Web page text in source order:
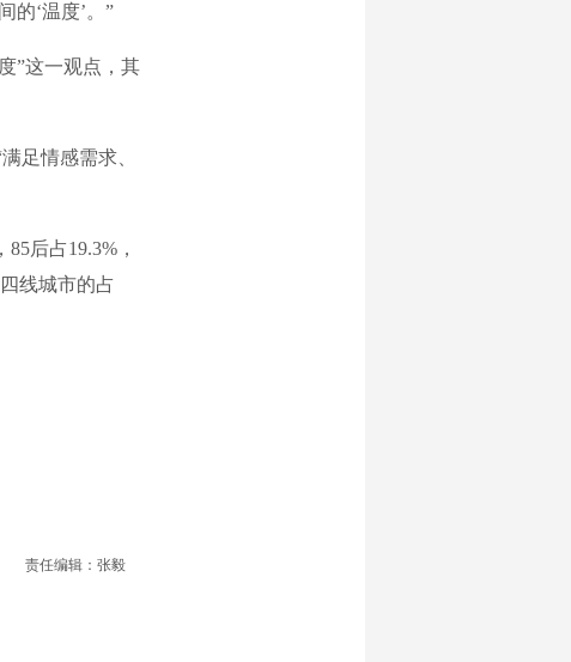
的‘温度’。”
”这一观点，其
足情感需求、
后占19.3%，
线城市的占
责任编辑：张毅